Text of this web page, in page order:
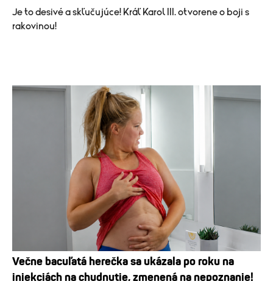
Je to desivé a skľučujúce! Kráľ Karol III. otvorene o boji s
rakovinou!
Večne bacuľatá herečka sa ukázala po roku na
injekciách na chudnutie, zmenená na nepoznanie!